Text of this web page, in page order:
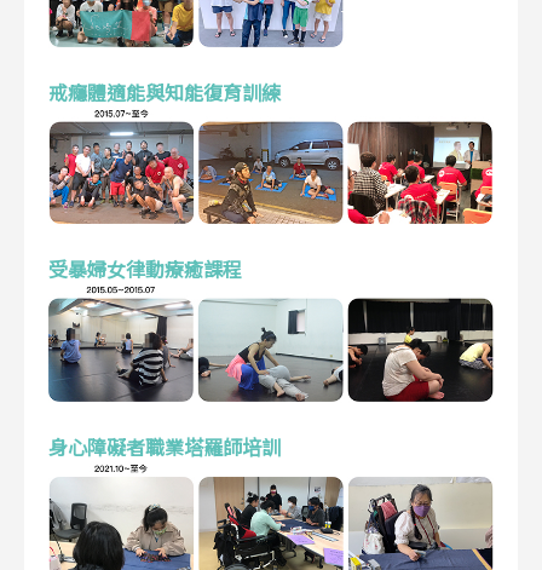
戒癮體適能與知能復育訓練
受暴婦女律動療癒課程
身心障礙者職業塔羅師培訓